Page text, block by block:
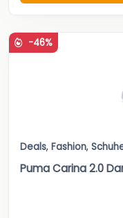
-46%
Deals, Fashion,
Puma Carina 2.0